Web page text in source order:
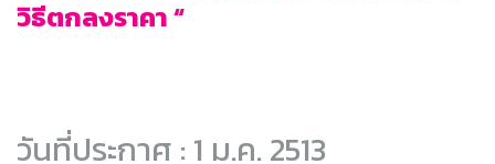
วิธีตกลงราคา “
วันที่ประกาศ : 1 ม.ค. 2513